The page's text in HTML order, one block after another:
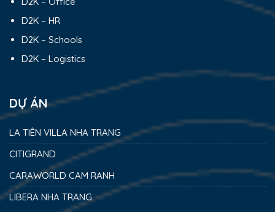
D2K – HR
D2K – Schools
D2K – Logistics
DỰ ÁN
LA TIÊN VILLA NHA TRANG
CITIGRAND
CARAWORLD CAM RANH
LIBERA NHA TRANG